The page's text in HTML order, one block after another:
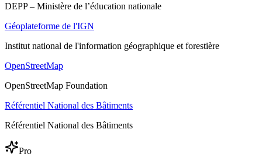
DEPP – Ministère de l’éducation nationale
Géoplateforme de l'IGN
Institut national de l'information géographique et forestière
OpenStreetMap
OpenStreetMap Foundation
Référentiel National des Bâtiments
Référentiel National des Bâtiments
Pro